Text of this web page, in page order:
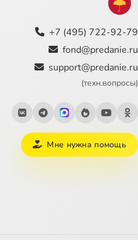
+7 (495) 722-92-79
fond@predanie.ru
support@predanie.ru
(техн.вопросы)
Мне нужна помощь